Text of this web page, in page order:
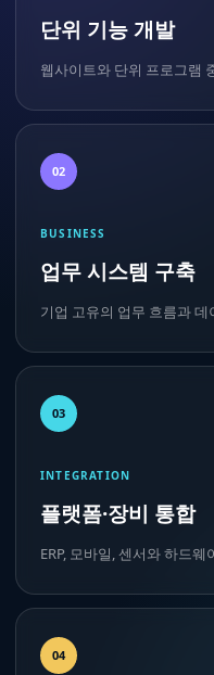
단위 기능 개발
웹사이트와 단위 프로그램
02
BUSINESS
업무 시스템 구축
기업 고유의 업무 흐름과
03
INTEGRATION
플랫폼·장비 통합
ERP, 모바일, 센서와 하드
04